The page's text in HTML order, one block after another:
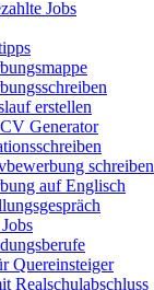
Jobs
erstellen
Generator
schreiben
auf Englisch
Quereinsteiger
Realschulabschluss